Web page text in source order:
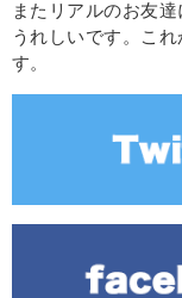
またリアルのお友
うれしいです。こ
す。